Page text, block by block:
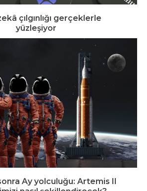
çılgınlığı gerçeklerle
yüzleşiyor
Ay yolculuğu: Artemis II